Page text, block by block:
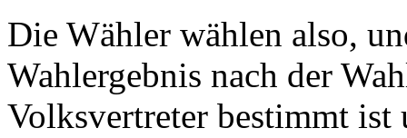
Die Wähler wählen also,
Wahlergebnis nach der
Volksvertreter bestimmt ist